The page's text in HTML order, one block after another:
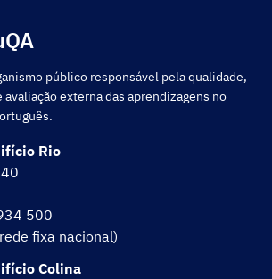
público responsável pela qualidade,
externa das aprendizagens no
Rio
500
fixa nacional)
Colina